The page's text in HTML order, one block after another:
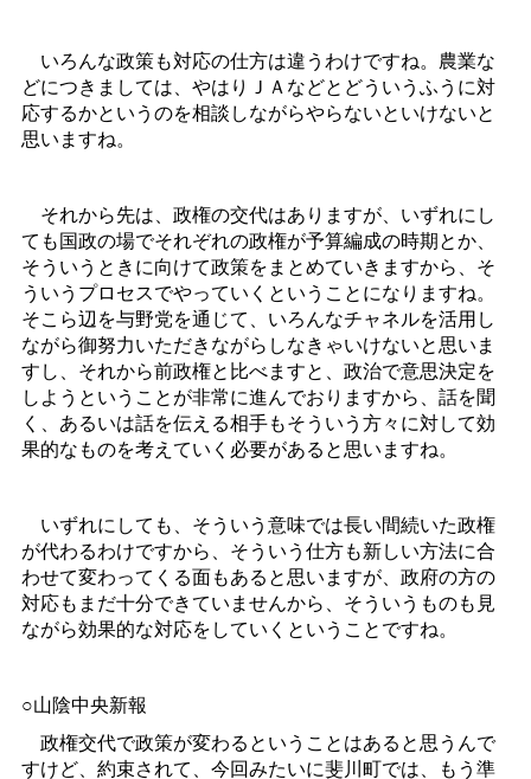
いろんな政策も対応の仕方は違うわけですね。農業な
どにつきましては、やはりＪＡなどとどういうふうに対
応するかというのを相談しながらやらないといけないと
思いますね。
それから先は、政権の交代はありますが、いずれにし
ても国政の場でそれぞれの政権が予算編成の時期とか、
そういうときに向けて政策をまとめていきますから、そ
ういうプロセスでやっていくということになりますね。
そこら辺を与野党を通じて、いろんなチャネルを活用し
ながら御努力いただきながらしなきゃいけないと思いま
すし、それから前政権と比べますと、政治で意思決定を
しようということが非常に進んでおりますから、話を聞
く、あるいは話を伝える相手もそういう方々に対して効
果的なものを考えていく必要があると思いますね。
いずれにしても、そういう意味では長い間続いた政権
が代わるわけですから、そういう仕方も新しい方法に合
わせて変わってくる面もあると思いますが、政府の方の
対応もまだ十分できていませんから、そういうものも見
ながら効果的な対応をしていくということですね。
○山陰中央新報
政権交代で政策が変わるということはあると思うんで
すけど、約束されて、今回みたいに斐川町では、もう準